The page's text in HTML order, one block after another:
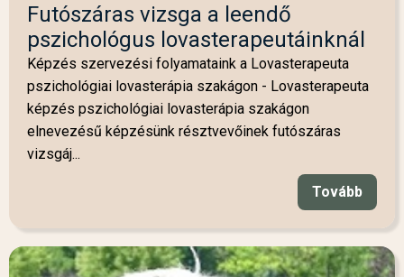
Futószáras vizsga a leendő
pszichológus lovasterapeutáinknál
Képzés szervezési folyamataink a Lovasterapeuta
pszichológiai lovasterápia szakágon - Lovasterapeuta
képzés pszichológiai lovasterápia szakágon
elnevezésű képzésünk résztvevőinek futószáras
vizsgáj...
Tovább